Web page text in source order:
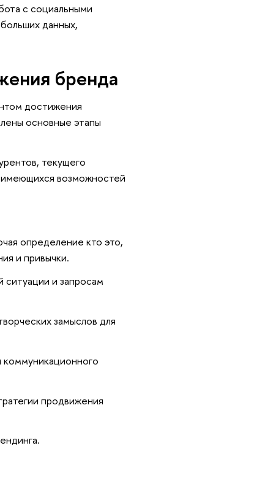
с социальными
данных,
бренда
достижения
основные этапы
текущего
имеющихся возможностей
определение кто это,
и привычки.
ситуации и запросам
замыслов для
коммуникационного
продвижения